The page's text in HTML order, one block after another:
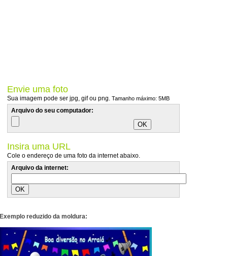
Envie uma foto
Sua imagem pode ser jpg, gif ou png. Tamanho máximo: 5MB
Arquivo do seu computador:
Insira uma URL
Cole o endereço de uma foto da internet abaixo.
Arquivo da internet:
Exemplo reduzido da moldura: